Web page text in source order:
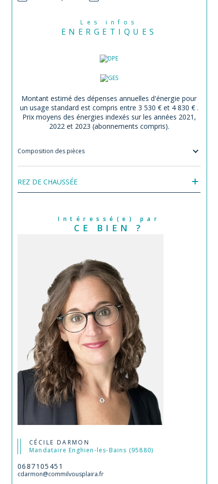
Les infos
ENERGETIQUES
Montant estimé des dépenses annuelles d'énergie pour
un usage standard est compris entre 3 530 € et 4 830 € .
Prix moyens des énergies indexés sur les années 2021,
2022 et 2023 (abonnements compris).
Composition des pièces
REZ DE CHAUSSÉE
Intéressé(e) par
CE BIEN ?
CÉCILE DARMON
Mandataire Enghien-les-Bains (95880)
0687105451
cdarmon@commilvousplaira.fr